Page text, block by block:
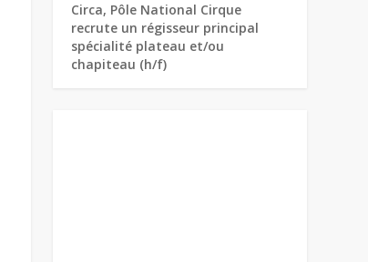
Circa, Pôle National Cirque
recrute un régisseur principal
spécialité plateau et/ou
chapiteau (h/f)